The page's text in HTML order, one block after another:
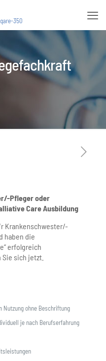
Pfleger oder
Care Ausbildung
Krankenschwester/-
haben die
erfolgreich
sich jetzt.
Nutzung ohne Beschriftung
je nach Berufserfahrung